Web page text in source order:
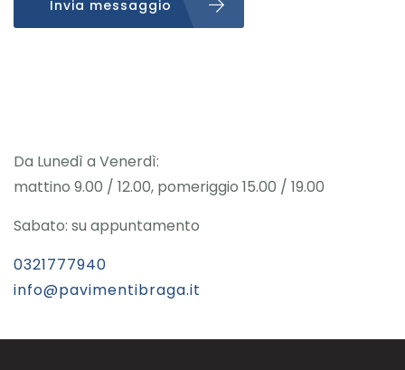
Invia messaggio
Da Lunedì a Venerdì:
mattino 9.00 / 12.00, pomeriggio 15.00 / 19.00
Sabato: su appuntamento
0321777940
info@pavimentibraga.it